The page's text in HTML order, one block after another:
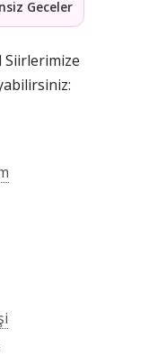
Geceler
Siirlerimize